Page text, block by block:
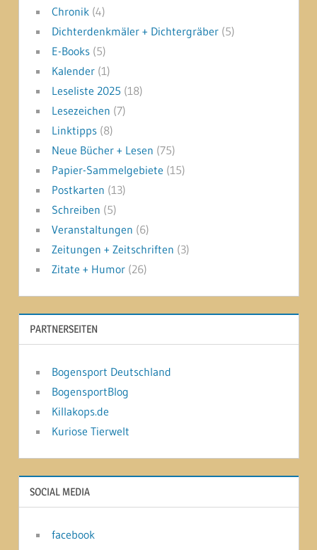
Chronik(4)
Dichterdenkmäler + Dichtergräber(5)
E-Books(5)
Kalender(1)
Leseliste 2025 (18)
Lesezeichen (7)
Linktipps(8)
Neue Bücher + Lesen (75)
Papier-Sammelgebiete (15)
Postkarten (13)
Schreiben (5)
Veranstaltungen (6)
Zeitungen + Zeitschriften (3)
Zitate + Humor(26)
PARTNERSEITEN
Bogensport Deutschland
BogensportBlog
Killakops.de
Kuriose Tierwelt
SOCIAL MEDIA
facebook